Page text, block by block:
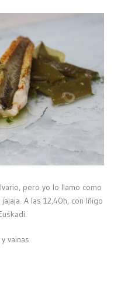
pero yo lo llamo como
A las 12,40h, con Iñigo
vainas